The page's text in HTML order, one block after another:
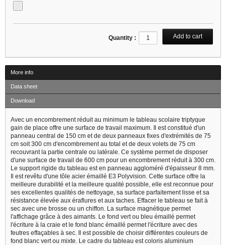
Quantity :
More info
Data sheet
Download
Avec un encombrement réduit au minimum le tableau scolaire triptyque
gain de place offre une surface de travail maximum. Il est constitué d'un
panneau central de 150 cm et de deux panneaux fixes d'extrémités de 75
cm soit 300 cm d'encombrement au total et de deux volets de 75 cm
recouvrant la partie centrale ou latérale. Ce système permet de disposer
d'une surface de travail de 600 cm pour un encombrement réduit à 300 cm.
Le support rigide du tableau est en panneau aggloméré d'épaisseur 8 mm.
Il est revêtu d'une tôle acier émaillé E3 Polyvision. Cette surface offre la
meilleure durabilité et la meilleure qualité possible, elle est reconnue pour
ses excellentes qualités de nettoyage, sa surface parfaitement lisse et sa
résistance élevée aux éraflures et aux taches. Effacer le tableau se fait à
sec avec une brosse ou un chiffon. La surface magnétique permet
l'affichage grâce à des aimants. Le fond vert ou bleu émaillé permet
l'écriture à la craie et le fond blanc émaillé permet l'écriture avec des
feutres effaçables à sec. Il est possible de choisir différentes couleurs de
fond blanc vert ou mixte. Le cadre du tableau est coloris aluminium